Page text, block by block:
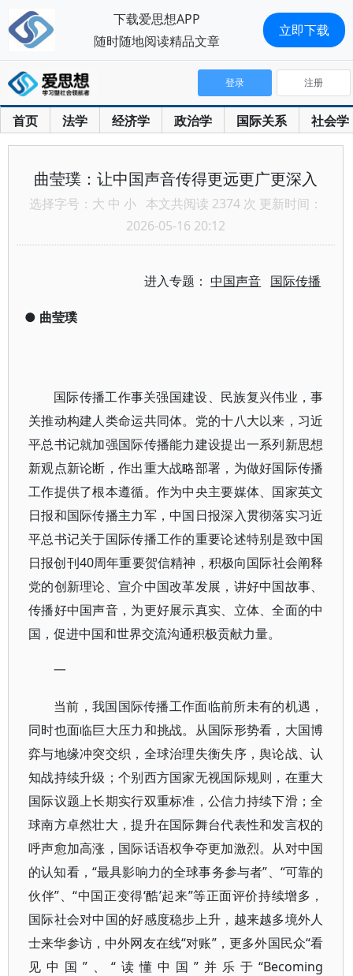
首页 法学 经济学 政治学 国际关系 社会学
登录 注册
曲莹璞：让中国声音传得更远更广更深入
选择字号： 大 中 小 本文共阅读 2374 次 更新时间：
2026-05-16 20:12
进入专题：中国声音 国际传播
● 曲莹璞
国际传播工作事关强国建设、民族复兴伟业，事
关推动构建人类命运共同体。党的十八大以来，习近
平总书记就加强国际传播能力建设提出一系列新思想
新观点新论断，作出重大战略部署，为做好国际传播
工作提供了根本遵循。作为中央主要媒体、国家英文
日报和国际传播主力军，中国日报深入贯彻落实习近
平总书记关于国际传播工作的重要论述特别是致中国
日报创刊40周年重要贺信精神，积极向国际社会阐释
党的创新理论、宣介中国改革发展，讲好中国故事、
传播好中国声音，为更好展示真实、立体、全面的中
国，促进中国和世界交流沟通积极贡献力量。
一
当前，我国国际传播工作面临前所未有的机遇，
同时也面临巨大压力和挑战。从国际形势看，大国博
弈与地缘冲突交织，全球治理失衡失序，舆论战、认
知战持续升级；个别西方国家无视国际规则，在重大
国际议题上长期实行双重标准，公信力持续下滑；全
球南方卓然壮大，提升在国际舞台代表性和发言权的
呼声愈加高涨，国际话语权争夺更加激烈。从对中国
的认知看，“最具影响力的全球事务参与者”、“可靠的
伙伴”、“中国正变得‘酷’起来”等正面评价持续增多，
国际社会对中国的好感度稳步上升，越来越多境外人
士来华参访，中外网友在线“对账”，更多外国民众“看
见中国”、“读懂中国”并乐于“Becoming
下载爱思想APP
随时随地阅读精品文章
立即下载